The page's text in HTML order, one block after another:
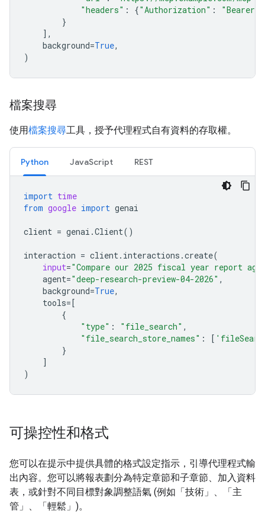
"headers" : {"Authorization" :
"Bearer
}
],
background=True,
)
檔案搜尋
使用檔案搜尋工具，授予代理程式自有資料的存取權。
Python JavaScript REST
import time
from google import genai
client = genai .Client()
interaction = client. interactions .create(
input="Compare our 2025 fiscal year report
agent="deep-research-preview-04-2026" ,
background=True,
tools=[
{
"type" : "file_search" ,
"file_search_store_names" : [
}
]
)
可操控性和格式
您可以在提示中提供具體的格式設定指示，引導代理程式輸
出內容。您可以將報表劃分為特定章節和子章節、加入資料
表，或針對不同目標對象調整語氣 (例如「技術」、「主
管」、「輕鬆」)。